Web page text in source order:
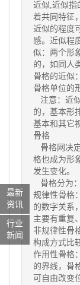
近似,近似指
着共同特征
近似的程度
感。近似程
似：两个形
的，如同人
骨格的近似
骨格单位的
注意：近
的，基本形
基本和其它
骨格
骨格网决
格也成为形
发生变化。
骨格分为：
规律性骨格
的数字关系
主要有重复
非规律性骨
构成方式比
作用性骨格
的界线，骨
可自由改变
最新
资讯
行业
新闻